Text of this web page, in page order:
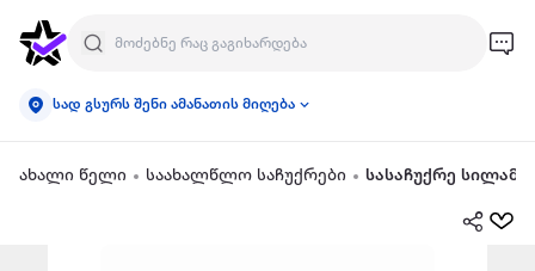
სად გსურს შენი ამანათის მიღება
ახალი წელი საახალწლო საჩუქრები სასაჩუქრე